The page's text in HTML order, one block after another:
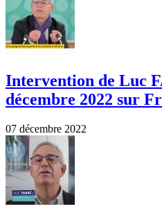
Intervention de Luc
décembre 2022 sur
07 décembre 2022